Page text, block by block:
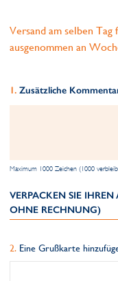
Versand am selben
ausgenommen an
Zusätzliche
Maximum 1000 Zeichen (1000
VERPACKEN SIE
OHNE RECHNUNG)
Eine Grußkarte